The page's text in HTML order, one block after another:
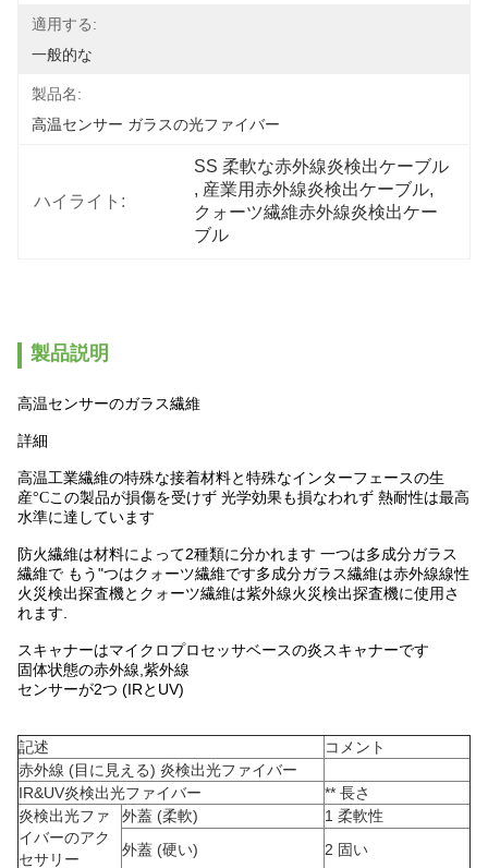
適用する:
一般的な
製品名:
高温センサー ガラスの光ファイバー
ハイライト:
SS 柔軟な赤外線炎検出ケーブル
, 産業用赤外線炎検出ケーブル,
クォーツ繊維赤外線炎検出ケー
ブル
製品説明
高温センサーのガラス繊維
詳細
高温工業繊維の特殊な接着材料と特殊なインターフェースの生
産°Cこの製品が損傷を受けず 光学効果も損なわれず 熱耐性は最高
水準に達しています
防火繊維は材料によって2種類に分かれます 一つは多成分ガラス
繊維で もう"つはクォーツ繊維です多成分ガラス繊維は赤外線線性
火災検出探査機とクォーツ繊維は紫外線火災検出探査機に使用さ
れます.
スキャナーはマイクロプロセッサベースの炎スキャナーです
固体状態の赤外線,紫外線
センサーが2つ (IRとUV)
記述
コメント
赤外線 (目に見える) 炎検出光ファイバー
IR&UV炎検出光ファイバー
** 長さ
炎検出光ファ
イバーのアク
セサリー
外蓋 (柔軟)
1 柔軟性
外蓋 (硬い)
2 固い